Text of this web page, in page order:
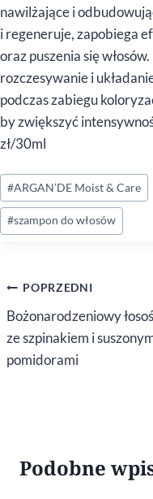
nawilżające i
i regeneruje, zapobiega
oraz puszenia się
rozczesywanie i
podczas zabiegu
by zwiększyć
zł/30ml
Tagi
wpisu:
#ARGAN’DE Moist & Care
#szampon do włosów
Nawigacja
wpisu
POPRZEDNI
Bożonarodzeniowy łosoś
ze szpinakiem i
pomidorami
Podobne